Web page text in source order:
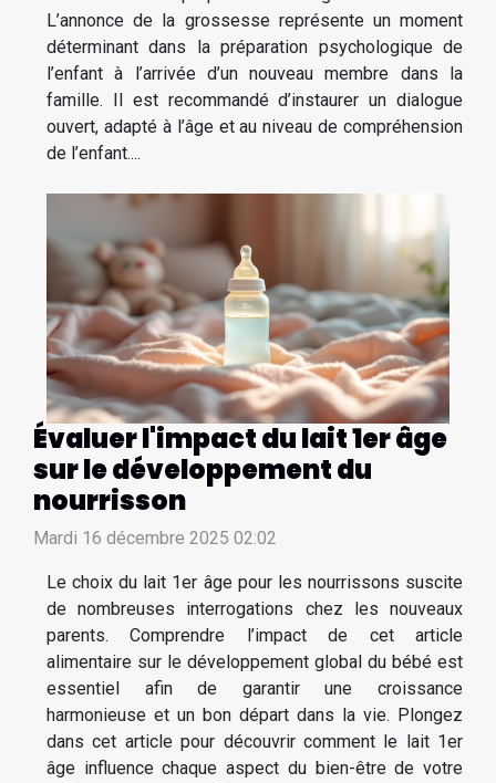
L’annonce de la grossesse représente un moment
déterminant dans la préparation psychologique de
l’enfant à l’arrivée d’un nouveau membre dans la
famille. Il est recommandé d’instaurer un dialogue
ouvert, adapté à l’âge et au niveau de compréhension
de l’enfant....
Évaluer l'impact du lait 1er âge
sur le développement du
nourrisson
Mardi 16 décembre 2025 02:02
Le choix du lait 1er âge pour les nourrissons suscite
de nombreuses interrogations chez les nouveaux
parents. Comprendre l’impact de cet article
alimentaire sur le développement global du bébé est
essentiel afin de garantir une croissance
harmonieuse et un bon départ dans la vie. Plongez
dans cet article pour découvrir comment le lait 1er
âge influence chaque aspect du bien-être de votre